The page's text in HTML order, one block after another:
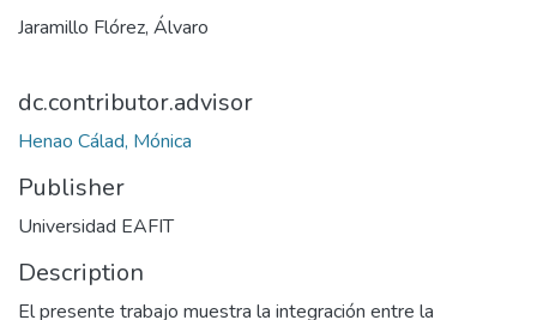
Jaramillo Flórez, Álvaro
dc.contributor.advisor
Henao Cálad, Mónica
Publisher
Universidad EAFIT
Description
El presente trabajo muestra la integración entre la